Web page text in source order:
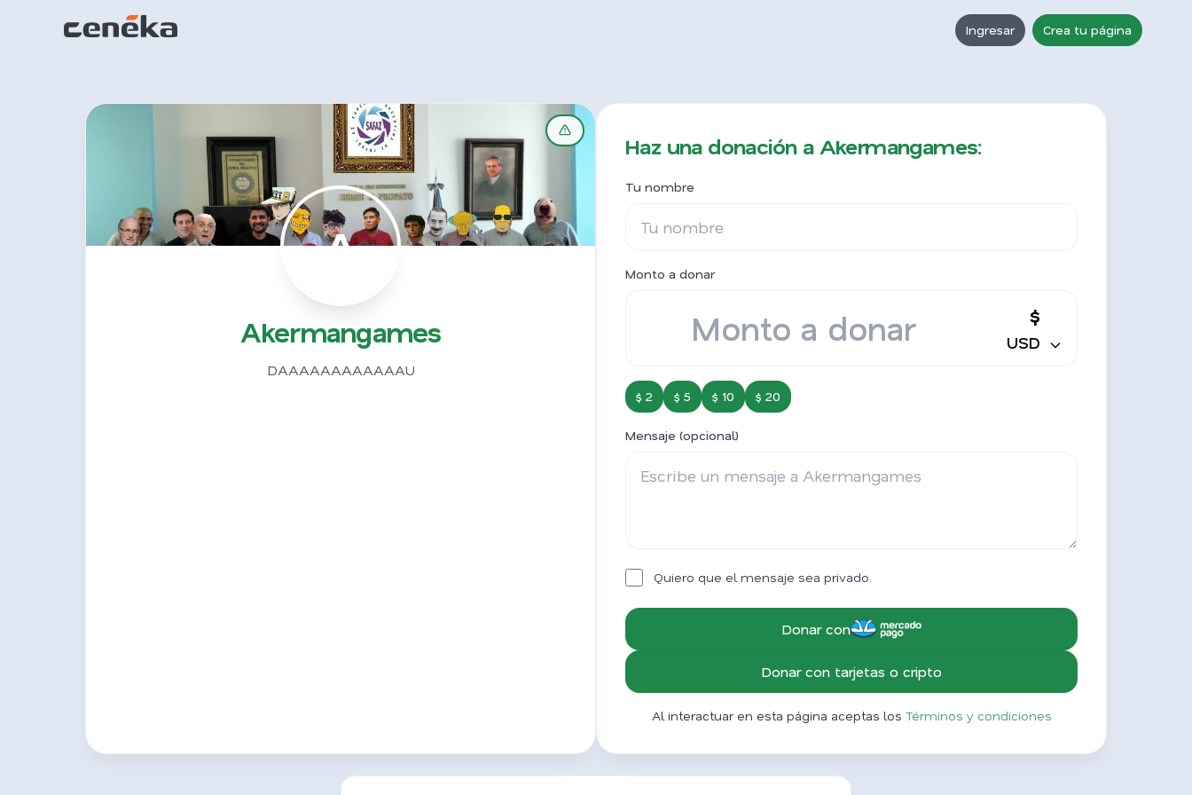
Ingresar Crea tu página
A
Akermangames
DAAAAAAAAAAAAU
Haz una donación a Akermangames:
Tu nombre
Monto a donar
$
USD
$ 2 $ 5 $ 10 $ 20
Mensaje (opcional)
Quiero que el mensaje sea privado.
Donar con
Donar con tarjetas o cripto
Al interactuar en esta página aceptas los Términos y condiciones